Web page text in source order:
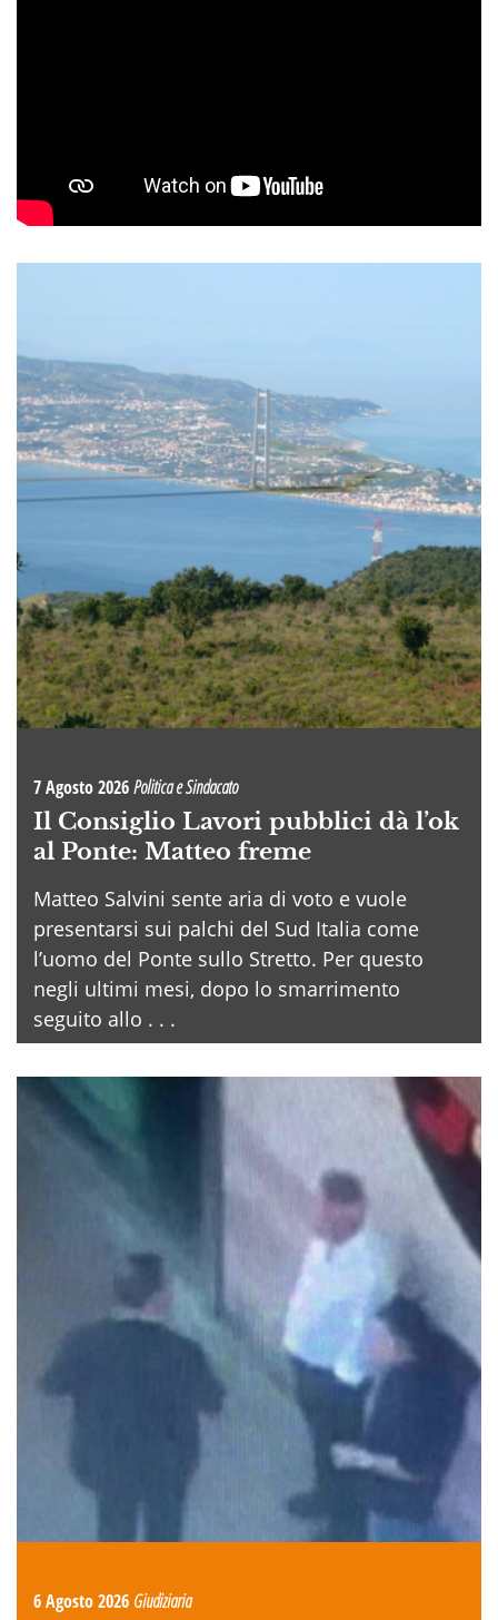
7 Agosto 2026Politica e Sindacato
Il Consiglio Lavori pubblici dà l’ok
al Ponte: Matteo freme
Matteo Salvini sente aria di voto e vuole
presentarsi sui palchi del Sud Italia come
l’uomo del Ponte sullo Stretto. Per questo
negli ultimi mesi, dopo lo smarrimento
seguito allo . . .
6 Agosto 2026 Giudiziaria